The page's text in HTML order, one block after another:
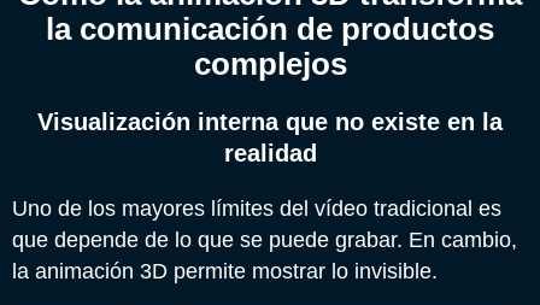
la comunicación de productos
complejos
Visualización interna que no existe en la
realidad
Uno de los mayores límites del vídeo tradicional es
que depende de lo que se puede grabar. En cambio,
la animación 3D permite mostrar lo invisible.